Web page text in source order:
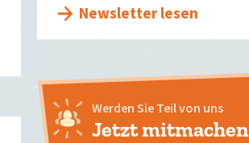
Newsletter lesen
Werden Sie Teil von uns
Jetzt mitmachen